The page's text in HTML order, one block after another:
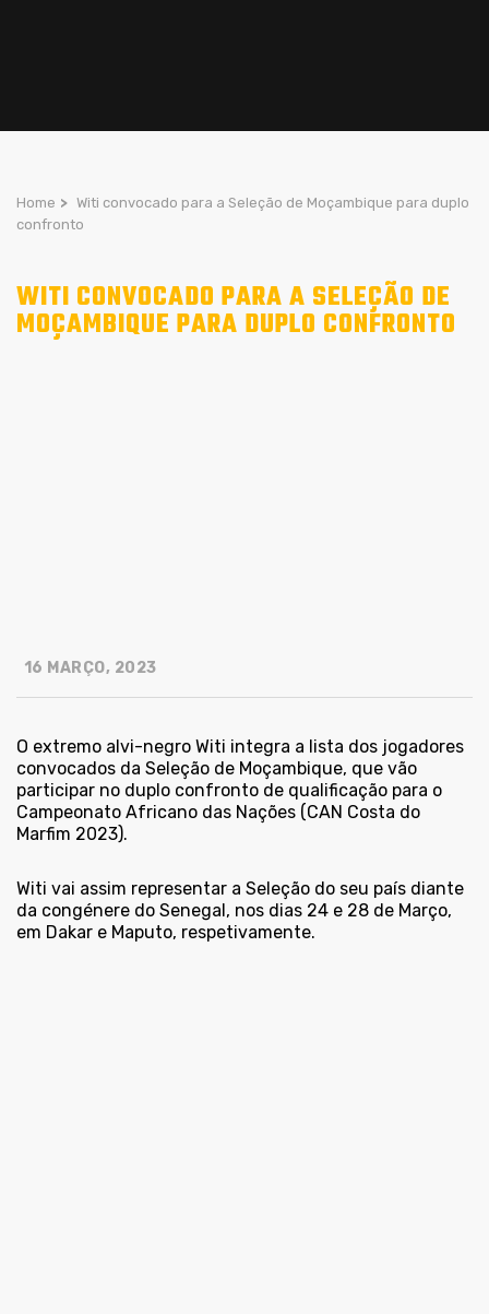
Home > Witi convocado para a Seleção de Moçambique para duplo
confronto
WITI CONVOCADO PARA A SELEÇÃO DE
MOÇAMBIQUE PARA DUPLO CONFRONTO
16 MARÇO, 2023
O extremo alvi-negro Witi integra a lista dos jogadores
convocados da Seleção de Moçambique, que vão
participar no duplo confronto de qualificação para o
Campeonato Africano das Nações (CAN Costa do
Marfim 2023).
Witi vai assim representar a Seleção do seu país diante
da congénere do Senegal, nos dias 24 e 28 de Março,
em Dakar e Maputo, respetivamente.